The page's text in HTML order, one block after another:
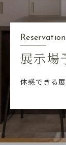
Reservation
展示場
体感できる